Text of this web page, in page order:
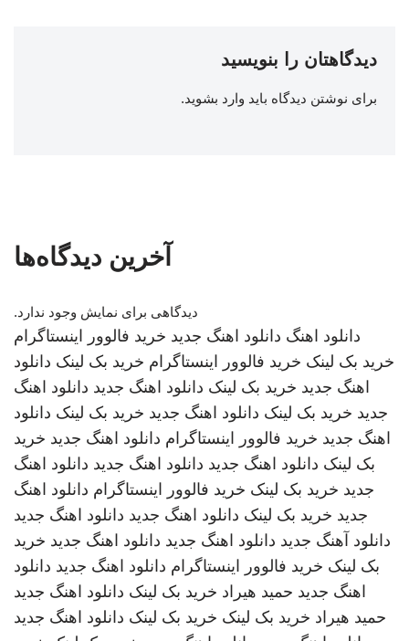
دیدگاهتان را بنویسید
برای نوشتن دیدگاه باید وارد بشوید.
آخرین دیدگاه‌ها
دیدگاهی برای نمایش وجود ندارد.
دانلود اهنگ دانلود اهنگ جدید خرید فالوور اینستاگرام
خرید بک لینک خرید فالوور اینستاگرام خرید بک لینک دانلود
اهنگ جدید خرید بک لینک دانلود اهنگ جدید دانلود اهنگ
جدید خرید بک لینک دانلود اهنگ جدید خرید بک لینک دانلود
اهنگ جدید خرید فالوور اینستاگرام دانلود اهنگ جدید خرید
بک لینک دانلود اهنگ جدید دانلود اهنگ جدید دانلود اهنگ
جدید خرید بک لینک خرید فالوور اینستاگرام دانلود اهنگ
جدید خرید بک لینک دانلود اهنگ جدید دانلود اهنگ جدید
دانلود آهنگ جدید دانلود اهنگ جدید دانلود اهنگ جدید خرید
بک لینک خرید فالوور اینستاگرام دانلود اهنگ جدید دانلود
اهنگ جدید حمید هیراد خرید بک لینک دانلود اهنگ جدید
حمید هیراد خرید بک لینک خرید بک لینک دانلود اهنگ جدید